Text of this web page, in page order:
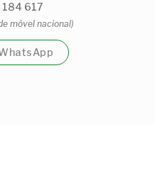
184 617
móvel nacional)